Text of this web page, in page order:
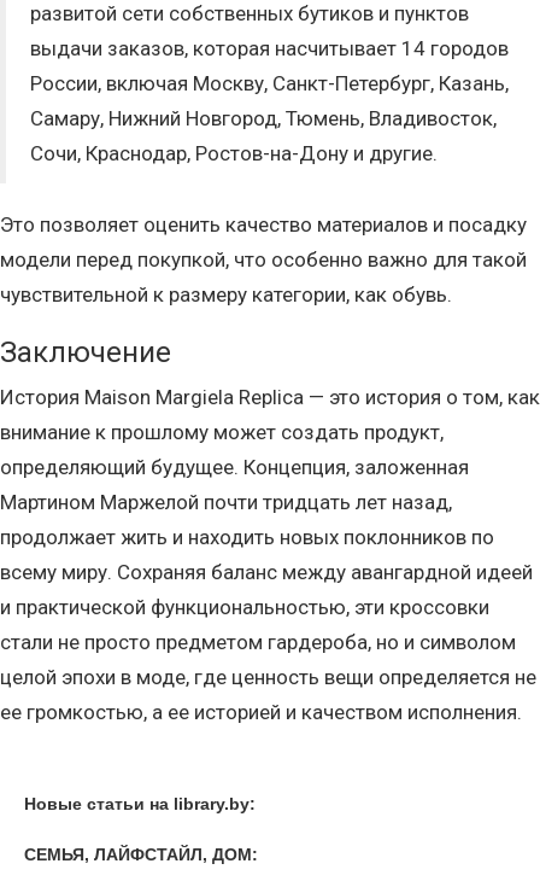
развитой сети собственных бутиков и пунктов
выдачи заказов, которая насчитывает 14 городов
России, включая Москву, Санкт-Петербург, Казань,
Самару, Нижний Новгород, Тюмень, Владивосток,
Сочи, Краснодар, Ростов-на-Дону и другие.
Это позволяет оценить качество материалов и посадку
модели перед покупкой, что особенно важно для такой
чувствительной к размеру категории, как обувь.
Заключение
История Maison Margiela Replica — это история о том, как
внимание к прошлому может создать продукт,
определяющий будущее. Концепция, заложенная
Мартином Маржелой почти тридцать лет назад,
продолжает жить и находить новых поклонников по
всему миру. Сохраняя баланс между авангардной идеей
и практической функциональностью, эти кроссовки
стали не просто предметом гардероба, но и символом
целой эпохи в моде, где ценность вещи определяется не
ее громкостью, а ее историей и качеством исполнения.
Новые статьи на library.by:
СЕМЬЯ, ЛАЙФСТАЙЛ, ДОМ: